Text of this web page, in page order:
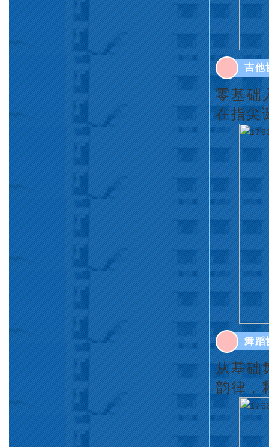
吉他
零基础
在指尖
舞蹈
从基础
韵律，